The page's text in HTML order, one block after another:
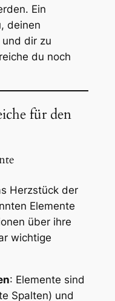
Ein
deinen
dir zu
du noch
für den
Herzstück der
Elemente
über ihre
wichtige
: Elemente sind
Spalten) und